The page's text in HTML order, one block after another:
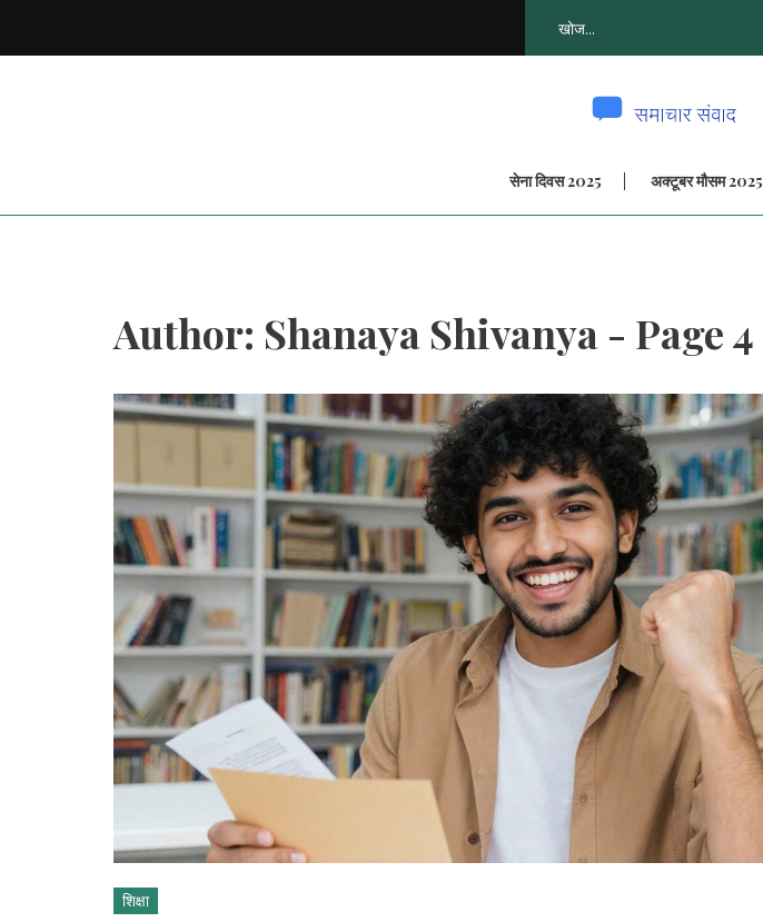
सेना दिवस 2025 अक्टूबर मौसम 2025
Author: Shanaya Shivanya - Page 4
शिक्षा